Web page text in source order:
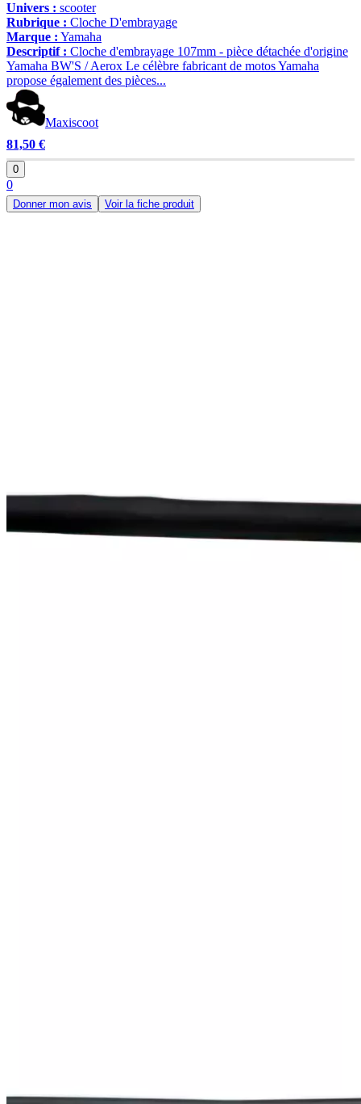
Univers : scooter
Rubrique : Cloche D'embrayage
Marque : Yamaha
Descriptif : Cloche d'embrayage 107mm - pièce détachée d'origine
Yamaha BW'S / Aerox Le célèbre fabricant de motos Yamaha
propose également des pièces...
Maxiscoot
81,50 €
0
0
Donner mon avis Voir la fiche produit